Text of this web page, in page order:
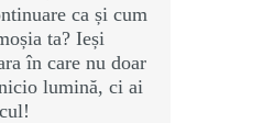
ca și cum
ta? Ieși
în care nu doar
lumină, ci ai